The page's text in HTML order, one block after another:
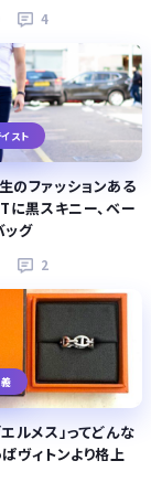
4
スト
のファッションある
に黒スキニー、ベー
ッグ
2
ルメス」ってどんな
ヴィトンより格上